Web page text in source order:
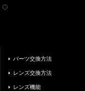
パーツ交換方法
レンズ交換方法
レンズ機能